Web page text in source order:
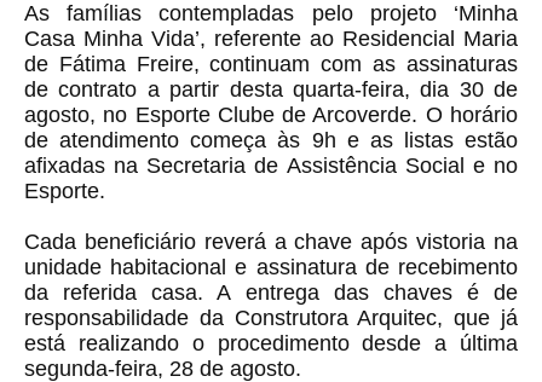
As famílias contempladas pelo projeto ‘Minha
Casa Minha Vida’, referente ao Residencial Maria
de Fátima Freire, continuam com as assinaturas
de contrato a partir desta quarta-feira, dia 30 de
agosto, no Esporte Clube de Arcoverde. O horário
de atendimento começa às 9h e as listas estão
afixadas na Secretaria de Assistência Social e no
Esporte.
Cada beneficiário reverá a chave após vistoria na
unidade habitacional e assinatura de recebimento
da referida casa. A entrega das chaves é de
responsabilidade da Construtora Arquitec, que já
está realizando o procedimento desde a última
segunda-feira, 28 de agosto.